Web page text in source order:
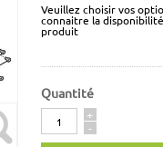
Veuillez choisir vos
connaitre la
produit
Quantité
Quantité
+
-